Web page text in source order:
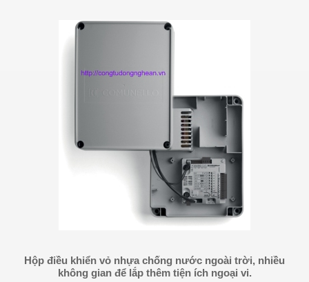
Hộp điều khiển vỏ nhựa chống nước ngoài trời, nhiều
không gian để lắp thêm tiện ích ngoại vi.